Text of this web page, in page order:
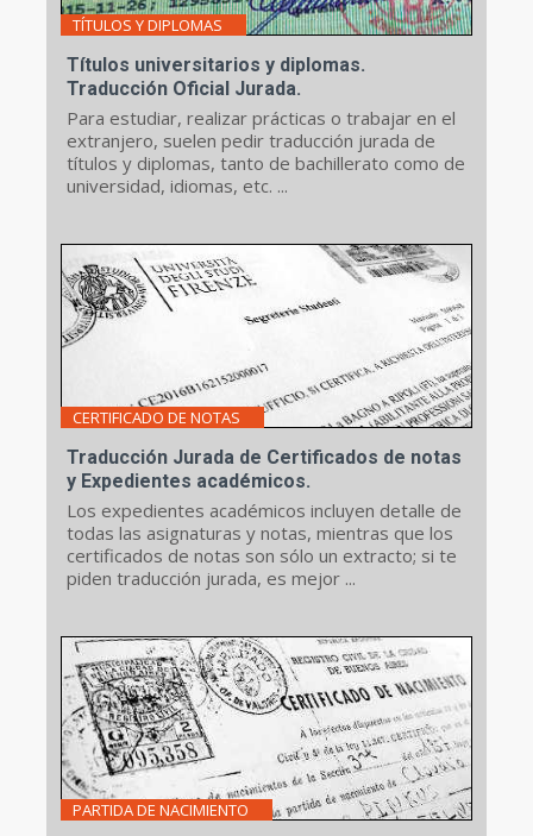
TÍTULOS Y DIPLOMAS
Títulos universitarios y diplomas.
Traducción Oficial Jurada.
Para estudiar, realizar prácticas o trabajar en el
extranjero, suelen pedir traducción jurada de
títulos y diplomas, tanto de bachillerato como de
universidad, idiomas, etc. ...
CERTIFICADO DE NOTAS
Traducción Jurada de Certificados de notas
y Expedientes académicos.
Los expedientes académicos incluyen detalle de
todas las asignaturas y notas, mientras que los
certificados de notas son sólo un extracto; si te
piden traducción jurada, es mejor ...
PARTIDA DE NACIMIENTO